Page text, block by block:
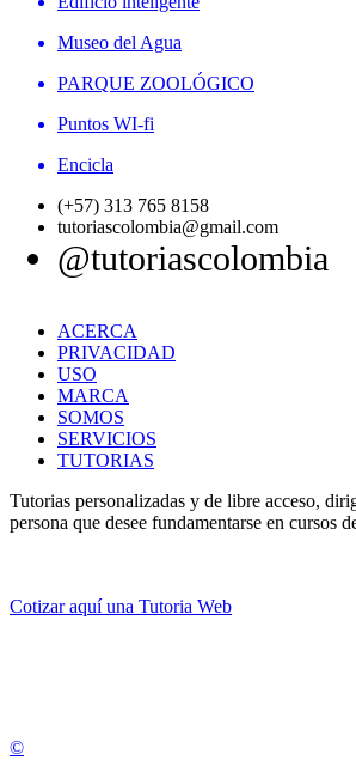
Museo del Agua
PARQUE ZOOLÓGICO
Puntos WI-fi
Encicla
(+57) 313 765 8158
tutoriascolombia@gmail.com
@tutoriascolombia
ACERCA
PRIVACIDAD
USO
MARCA
SOMOS
SERVICIOS
TUTORIAS
Tutorias personalizadas y de libre acceso,
persona que desee fundamentarse en cursos
Cotizar aquí una Tutoria Web
©